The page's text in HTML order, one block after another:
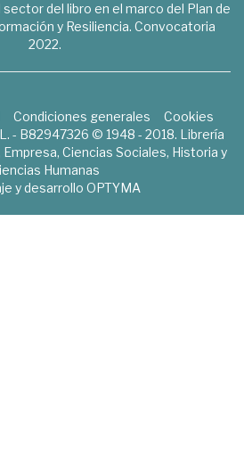
del libro en el marco del Plan de
y Resiliencia. Convocatoria
2022.
Condiciones generales
Cookies
- B82947326 © 1948 - 2018. Librería
Ciencias Sociales, Historia y
Humanas
y desarrollo OPTYMA